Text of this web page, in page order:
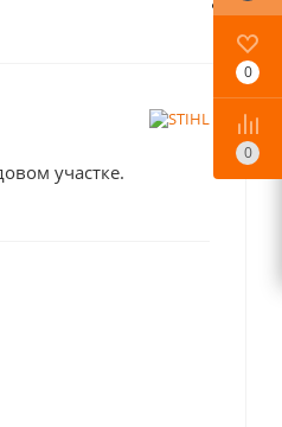
участке.
0
0